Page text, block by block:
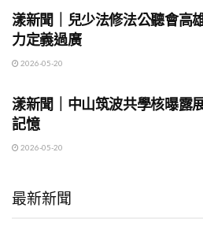
漾新聞｜兒少法修法公聽會高
力定義過廣
2026-05-20
漾新聞｜中山筑波共學核曝露
記憶
2026-05-20
最新新聞